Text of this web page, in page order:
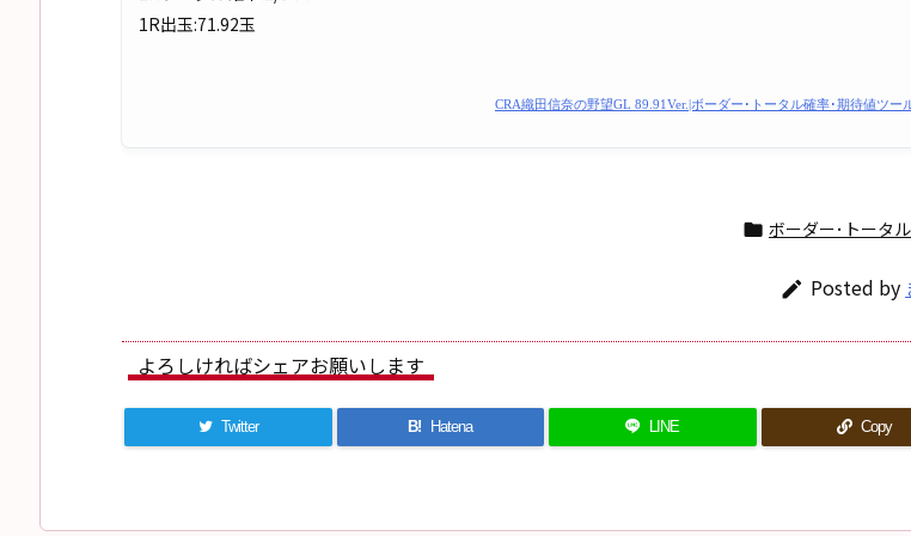
1R出玉:71.92玉
CRA織田信奈の野望GL 89.91Ver.|ボーダー･トータル確率･期待値ツー
 ボーダー･トータ
 Posted by
よろしければシェアお願いします
Twitter B! Hatena LINE Copy